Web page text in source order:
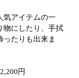
気アイテムの一
物にしたり、手拭
ったりも出来ま
円